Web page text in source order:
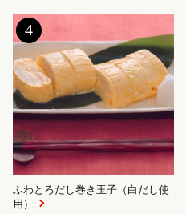
4
ふわとろだし巻き玉子（白だし使
用）